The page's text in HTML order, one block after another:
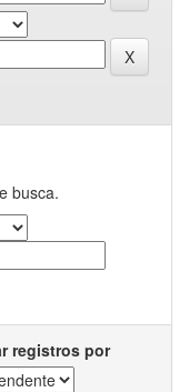
busca.
registros por